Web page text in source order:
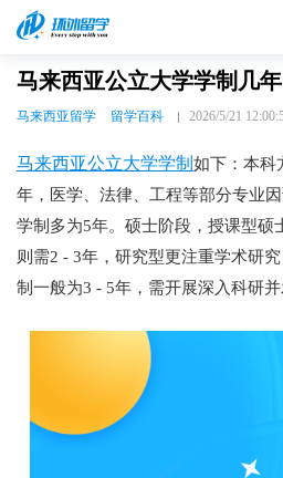
马来西亚公立大学学制几年
马来西亚留学 留学百科 2026/5/21
马来西亚公立大学学制 如下：本科
年，医学、法律、工程等部分专业
学制多为5年。硕士阶段，授课型硕
则需2 - 3年，研究型更注重学术研
制一般为3 - 5年，需开展深入科研并